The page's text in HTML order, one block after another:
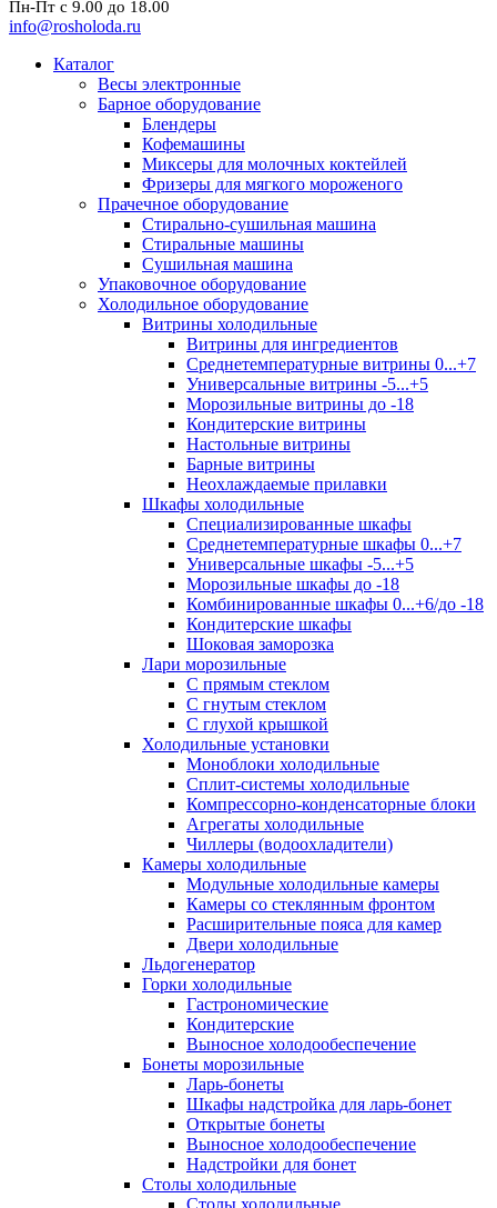
Пн-Пт с 9.00 до 18.00
info@rosholoda.ru
Каталог
Весы электронные
Барное оборудование
Блендеры
Кофемашины
Миксеры для молочных коктейлей
Фризеры для мягкого мороженого
Прачечное оборудование
Стирально-сушильная машина
Стиральные машины
Сушильная машина
Упаковочное оборудование
Холодильное оборудование
Витрины холодильные
Витрины для ингредиентов
Среднетемпературные витрины 0...+7
Универсальные витрины -5...+5
Морозильные витрины до -18
Кондитерские витрины
Настольные витрины
Барные витрины
Неохлаждаемые прилавки
Шкафы холодильные
Cпециализированные шкафы
Среднетемпературные шкафы 0...+7
Универсальные шкафы -5...+5
Морозильные шкафы до -18
Комбинированные шкафы 0...+6/до -18
Кондитерские шкафы
Шоковая заморозка
Лари морозильные
С прямым стеклом
С гнутым стеклом
С глухой крышкой
Холодильные установки
Моноблоки холодильные
Сплит-системы холодильные
Компрессорно-конденсаторные блоки
Агрегаты холодильные
Чиллеры (водоохладители)
Камеры холодильные
Модульные холодильные камеры
Камеры со стеклянным фронтом
Расширительные пояса для камер
Двери холодильные
Льдогенератор
Горки холодильные
Гастрономические
Кондитерские
Выносное холодообеспечение
Бонеты морозильные
Ларь-бонеты
Шкафы надстройка для ларь-бонет
Открытые бонеты
Выносное холодообеспечение
Надстройки для бонет
Столы холодильные
Столы холодильные